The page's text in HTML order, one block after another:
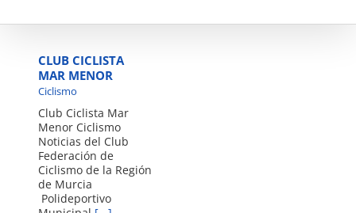
CLUB CICLISTA
MAR MENOR
Ciclismo
Club Ciclista Mar
Menor Ciclismo
Noticias del Club
Federación de
Ciclismo de la Región
de Murcia
Polideportivo